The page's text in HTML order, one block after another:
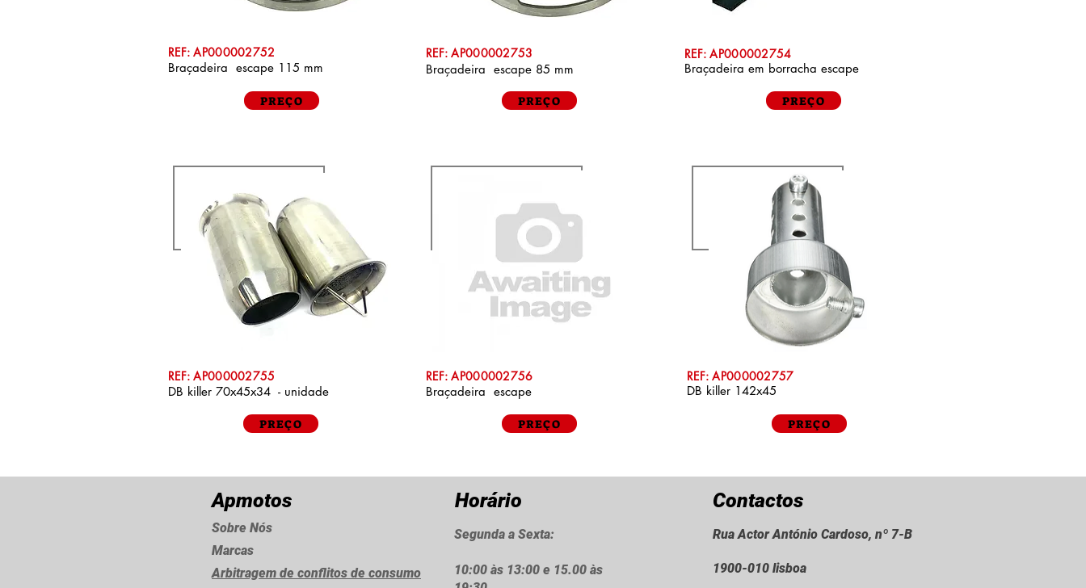
REF: AP000002752
Braçadeira escape 115 mm
PREÇO
REF: AP000002753
Braçadeira escape 85 mm
PREÇO
REF: AP000002754
Braçadeira em borracha escape
PREÇO
REF: AP000002755
DB killer 70x45x34 - unidade
PREÇO
REF: AP000002756
Braçadeira escape
PREÇO
REF: AP000002757
DB killer 142x45
PREÇO
Apmotos
Sobre Nós
Marcas
Arbitragem de conflitos de consumo
Horário
Segunda a Sexta:
10:00 às 13:00 e 15.00 às
Contactos
Rua Actor António Cardoso, nº 7-B
1900-010 lisboa